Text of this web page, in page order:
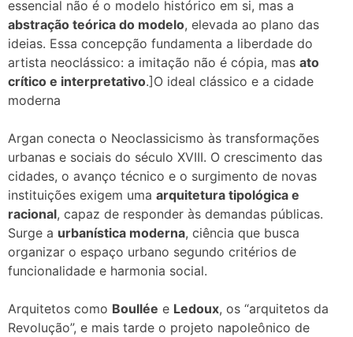
essencial não é o modelo histórico em si, mas a
abstração teórica do modelo, elevada ao plano das
ideias. Essa concepção fundamenta a liberdade do
artista neoclássico: a imitação não é cópia, mas ato
crítico e interpretativo.]O ideal clássico e a cidade
moderna
Argan conecta o Neoclassicismo às transformações
urbanas e sociais do século XVIII. O crescimento das
cidades, o avanço técnico e o surgimento de novas
instituições exigem uma arquitetura tipológica e
racional, capaz de responder às demandas públicas.
Surge a urbanística moderna, ciência que busca
organizar o espaço urbano segundo critérios de
funcionalidade e harmonia social.
Arquitetos como Boullée e Ledoux, os “arquitetos da
Revolução”, e mais tarde o projeto napoleônico de